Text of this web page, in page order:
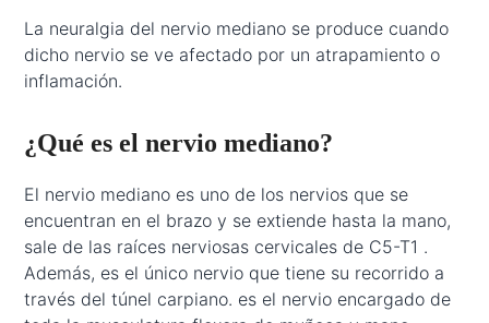
La neuralgia del nervio mediano se produce cuando
dicho nervio se ve afectado por un atrapamiento o
inflamación.
¿Qué es el nervio mediano?
El nervio mediano es uno de los nervios que se
encuentran en el brazo y se extiende hasta la mano,
sale de las raíces nerviosas cervicales de C5-T1 .
Además, es el único nervio que tiene su recorrido a
través del túnel carpiano. es el nervio encargado de